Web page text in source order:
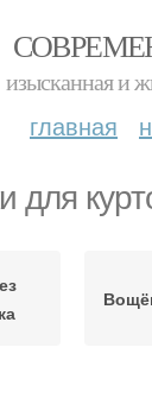
изысканная и
главная
для